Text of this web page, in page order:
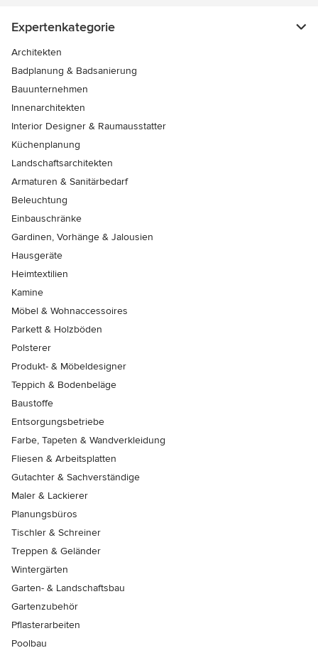
Expertenkategorie
Architekten
Badplanung & Badsanierung
Bauunternehmen
Innenarchitekten
Interior Designer & Raumausstatter
Küchenplanung
Landschaftsarchitekten
Armaturen & Sanitärbedarf
Beleuchtung
Einbauschränke
Gardinen, Vorhänge & Jalousien
Hausgeräte
Heimtextilien
Kamine
Möbel & Wohnaccessoires
Parkett & Holzböden
Polsterer
Produkt- & Möbeldesigner
Teppich & Bodenbeläge
Baustoffe
Entsorgungsbetriebe
Farbe, Tapeten & Wandverkleidung
Fliesen & Arbeitsplatten
Gutachter & Sachverständige
Maler & Lackierer
Planungsbüros
Tischler & Schreiner
Treppen & Geländer
Wintergärten
Garten- & Landschaftsbau
Gartenzubehör
Pflasterarbeiten
Poolbau